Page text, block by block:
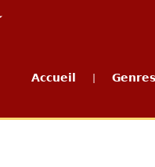
Accueil Genres